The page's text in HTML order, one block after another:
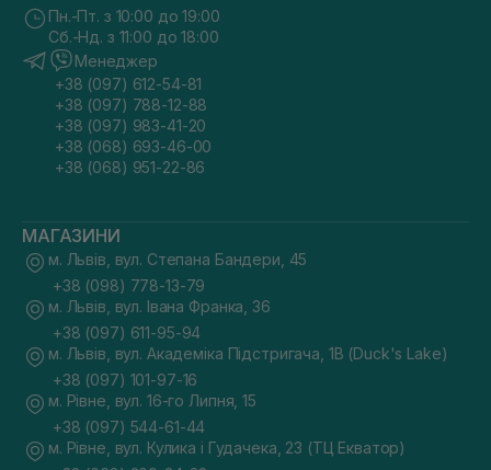
Пн.-Пт. з 10:00 до 19:00
Сб.-Нд. з 11:00 до 18:00
Менеджер
+38 (097) 612-54-81
+38 (097) 788-12-88
+38 (097) 983-41-20
+38 (068) 693-46-00
+38 (068) 951-22-86
МАГАЗИНИ
м. Львів, вул. Степана Бандери, 45
+38 (098) 778-13-79
м. Львів, вул. Івана Франка, 36
+38 (097) 611-95-94
м. Львів, вул. Академіка Підстригача, 1В (Duck's Lake)
+38 (097) 101-97-16
м. Рівне, вул. 16-го Липня, 15
+38 (097) 544-61-44
м. Рівне, вул. Кулика і Гудачека, 23 (ТЦ Екватор)